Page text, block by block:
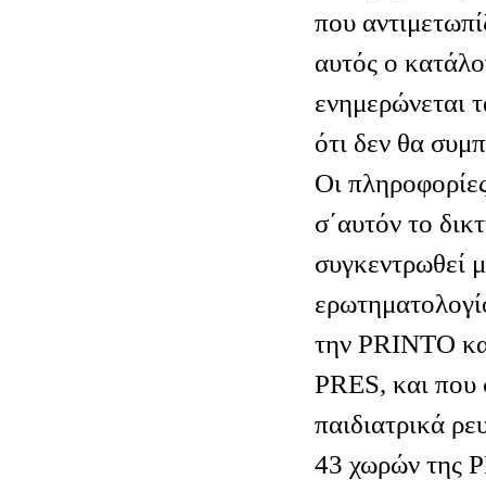
που
αυτός ο
ενημερώνεται
ότι δεν θα
Οι
σ΄αυτόν το
συγκεντρωθεί
την PRINTO
PRES, και που
παιδιατρικά
43 χωρών της